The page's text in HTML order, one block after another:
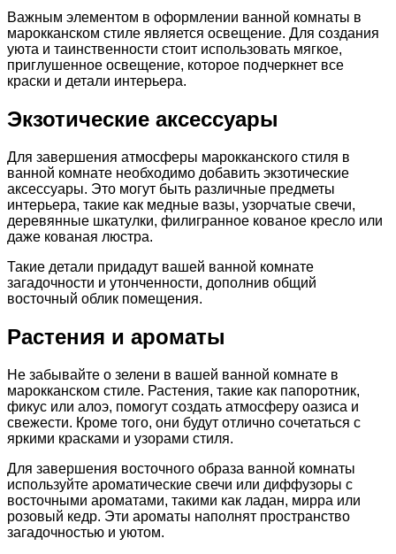
Важным элементом в оформлении ванной комнаты в
марокканском стиле является освещение. Для создания
уюта и таинственности стоит использовать мягкое,
приглушенное освещение, которое подчеркнет все
краски и детали интерьера.
Экзотические аксессуары
Для завершения атмосферы марокканского стиля в
ванной комнате необходимо добавить экзотические
аксессуары. Это могут быть различные предметы
интерьера, такие как медные вазы, узорчатые свечи,
деревянные шкатулки, филигранное кованое кресло или
даже кованая люстра.
Такие детали придадут вашей ванной комнате
загадочности и утонченности, дополнив общий
восточный облик помещения.
Растения и ароматы
Не забывайте о зелени в вашей ванной комнате в
марокканском стиле. Растения, такие как папоротник,
фикус или алоэ, помогут создать атмосферу оазиса и
свежести. Кроме того, они будут отлично сочетаться с
яркими красками и узорами стиля.
Для завершения восточного образа ванной комнаты
используйте ароматические свечи или диффузоры с
восточными ароматами, такими как ладан, мирра или
розовый кедр. Эти ароматы наполнят пространство
загадочностью и уютом.